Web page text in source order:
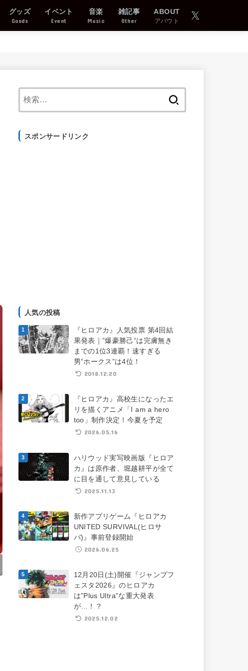
グッズ
Goods
イベント
Event
音楽
Music
雑記事
Other
ABOUT
アバウト
スポンサードリンク
人気の投稿
『ヒロアカ』人気投票 第4回結
果発表｜”爆豪勝己”は完膚無き
までの1位3連覇！速すぎる
男”ホークス”は4位！
2018.12.20
『ヒロアカ』高校生になったエ
リを描くアニメ「I am a hero
too」制作決定！今夏を予定
2026.05.16
ハリウッド実写映画版『ヒロア
カ』は原作者、堀越耕平が全て
に目を通して意見している
2025.11.13
新作アプリゲーム『ヒロアカ
UNITED SURVIVAL(ヒロサ
バ)』事前登録開始
2026.06.25
12月20日(土)開催『ジャンプフ
ェスタ2026』のヒロアカ
は”Plus Ultra”な重大発表
が…！？
2025.12.02